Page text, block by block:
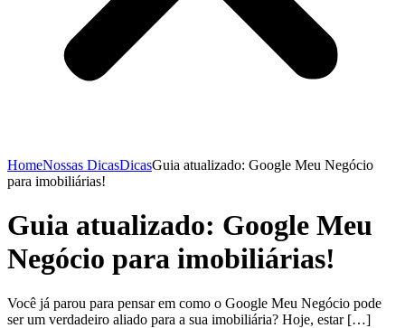
HomeNossas DicasDicasGuia atualizado: Google Meu Negócio
para imobiliárias!
Guia atualizado: Google Meu
Negócio para imobiliárias!
Você já parou para pensar em como o Google Meu Negócio pode
ser um verdadeiro aliado para a sua imobiliária? Hoje, estar […]